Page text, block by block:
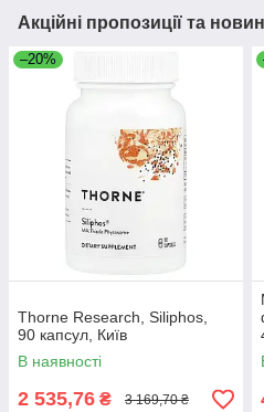
Акційні пропозиції та
–20%
Thorne Research, Siliphos,
90 капсул, Київ
В наявності
2 535,76 ₴ 3 169,70 ₴